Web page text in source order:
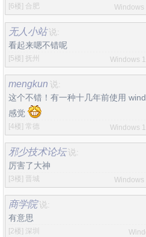
[6楼] 合肥 Windows
无人小站 说:
看起来嗯不错呢
[5楼] 抚州 Windows
mengkun 说:
这个不错！有一种十几年前使用
感觉
[4楼] 常德 Windows
邪少技术论坛 说:
厉害了大神
[3楼] 晋城 Windows
商学院 说:
有意思
[2楼] 深圳